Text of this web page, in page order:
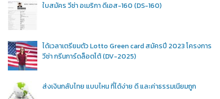
ใบสมัคร วีซ่า อเมริกา ดีเอส-160 (DS-160)
ได้เวลาเตรียมตัว Lotto Green card สมัครปี 2023 โครงการ
วีซ่า กรีนการ์ดล็อตโต้ (DV-2025)
ส่งเงินกลับไทย แบบไหน ที่ได้ง่าย ดี และค่าธรรมเนียมถูก